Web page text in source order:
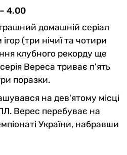
– 4.00
домашній серіал
(три нічиї та чотири
клубного рекорду ще
Вереса триває п'ять
поразки.
на дев'ятому місці
Верес перебуває на
України, набравши